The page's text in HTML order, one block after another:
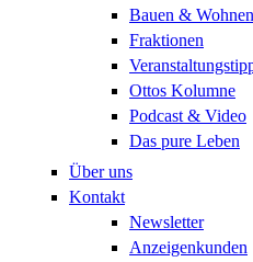
Bauen & Wohnen
Fraktionen
Ottos Kolumne
Podcast & Video
Das pure Leben
Über uns
Kontakt
Newsletter
Anzeigenkunden